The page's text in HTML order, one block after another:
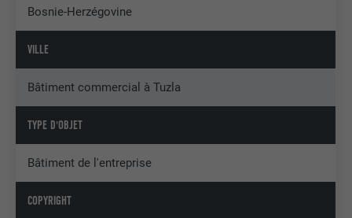
Bosnie-Herzégovine
VILLE
Bâtiment commercial à Tuzla
TYPE D'OBJET
Bâtiment de l'entreprise
COPYRIGHT